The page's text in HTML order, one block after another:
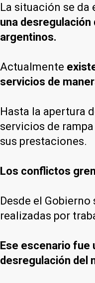
La situación se
una
argentinos.
Actualmente
servicios de
Hasta la apertura
servicios de
sus prestaciones.
Los conflictos
Desde el
realizadas por
Ese escenario fue
desregulación del